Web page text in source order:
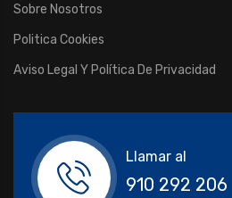
Sobre Nosotros
Politica Cookies
Aviso Legal Y Política De Privacidad
Llamar al
910 292 206